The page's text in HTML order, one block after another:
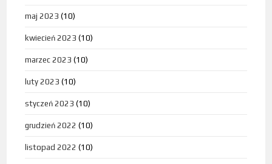
maj 2023 (10)
kwiecień 2023 (10)
marzec 2023 (10)
luty 2023 (10)
styczeń 2023 (10)
grudzień 2022 (10)
listopad 2022 (10)